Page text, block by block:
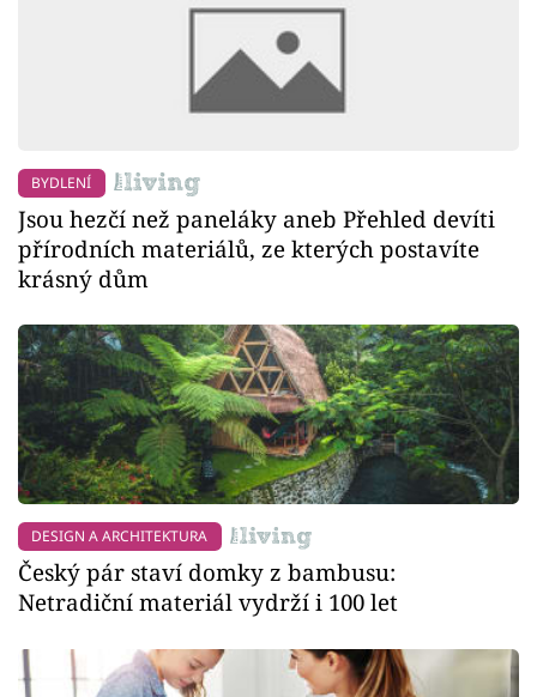
BYDLENÍ
Jsou hezčí než paneláky aneb Přehled devíti
přírodních materiálů, ze kterých postavíte
krásný dům
DESIGN A ARCHITEKTURA
Český pár staví domky z bambusu:
Netradiční materiál vydrží i 100 let